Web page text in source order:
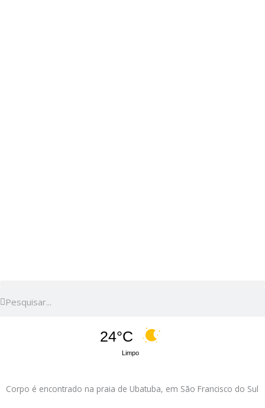
24°C
Limpo
Corpo é encontrado na praia de Ubatuba, em São Francisco do Sul